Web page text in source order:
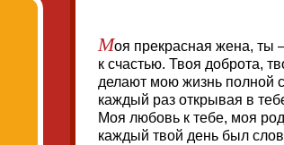
Моя прекрасная жена, ты
к счастью. Твоя доброта,
делают мою жизнь полной
каждый раз открывая в
Моя любовь к тебе, моя
каждый твой день был